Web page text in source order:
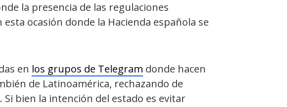
la presencia de las regulaciones
ocasión donde la Hacienda española se
en los grupos de Telegram donde hacen
de Latinoamérica, rechazando de
bien la intención del estado es evitar